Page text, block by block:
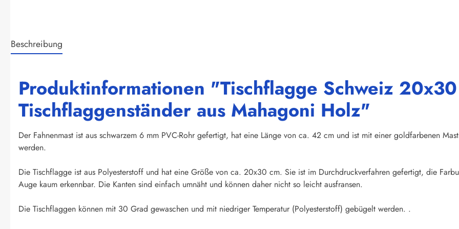
Beschreibung
Produktinformationen "Tischflagge Schweiz
Tischflaggenständer aus Mahagoni Holz"
Der Fahnenmast ist aus schwarzem 6 mm PVC-Rohr gefertigt, hat eine Länge von ca. 42 cm und ist mit einer goldfarbenen
werden.
Die Tischflagge ist aus Polyesterstoff und hat eine Größe von ca. 20x30 cm. Sie ist im Durchdruckverfahren gefertigt, die
Auge kaum erkennbar. Die Kanten sind einfach umnäht und können daher nicht so leicht ausfransen.
Die Tischflaggen können mit 30 Grad gewaschen und mit niedriger Temperatur (Polyesterstoff) gebügelt werden. .